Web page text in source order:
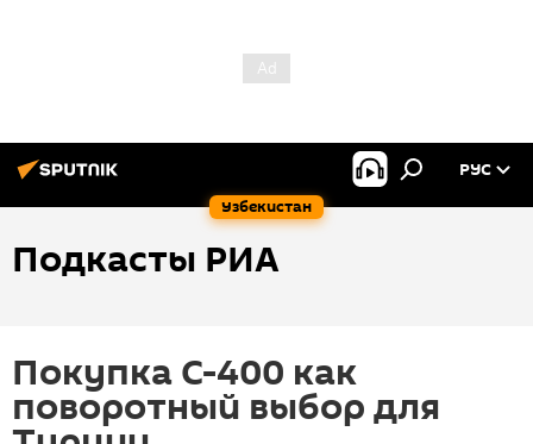
Узбекистан
РУС
Подкасты РИА
Покупка С-400 как
поворотный выбор для